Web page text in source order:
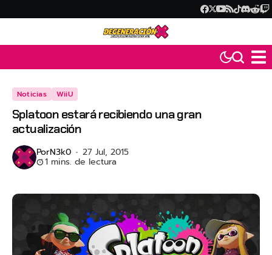
Noticias WiiU
Splatoon estará recibiendo una gran
actualización
PorN3k0 27 Jul, 2015
1 mins. de lectura